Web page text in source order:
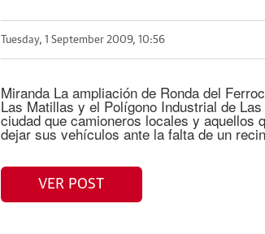
Tuesday, 1 September 2009, 10:56
Miranda La ampliación de Ronda del
Las Matillas y el Polígono Industrial de
ciudad que camioneros locales y aquellos
dejar sus vehículos ante la falta de un
VER POST